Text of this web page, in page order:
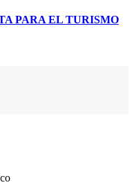
PARA EL TURISMO